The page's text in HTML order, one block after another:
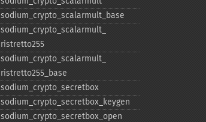
sodium_​crypto_​scalarmult_​base
sodium_​crypto_​scalarmult_​
ristretto255
sodium_​crypto_​scalarmult_​
ristretto255_​base
sodium_​crypto_​secretbox
sodium_​crypto_​secretbox_​keygen
sodium_​crypto_​secretbox_​open